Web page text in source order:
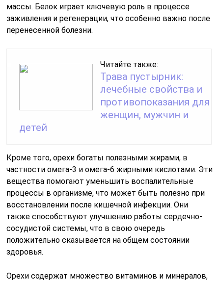
массы. Белок играет ключевую роль в процессе
заживления и регенерации, что особенно важно после
перенесенной болезни.
Читайте также:
Трава пустырник:
лечебные свойства и
противопоказания для
женщин, мужчин и
детей
Кроме того, орехи богаты полезными жирами, в
частности омега-3 и омега-6 жирными кислотами. Эти
вещества помогают уменьшить воспалительные
процессы в организме, что может быть полезно при
восстановлении после кишечной инфекции. Они
также способствуют улучшению работы сердечно-
сосудистой системы, что в свою очередь
положительно сказывается на общем состоянии
здоровья.
Орехи содержат множество витаминов и минералов,